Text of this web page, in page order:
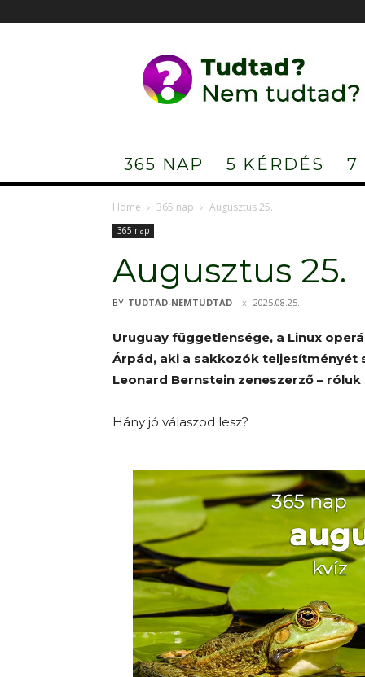
Nem
tudtad?
365 NAP 5 KÉRDÉS 7
Home 365 nap Augusztus 25.
365 nap
Augusztus 25.
BY TUDTAD-NEMTUDTAD 2025.08.25.
Uruguay függetlensége, a Linux
Árpád, aki a sakkozók
Leonard Bernstein zeneszerző –
Hány jó válaszod lesz?